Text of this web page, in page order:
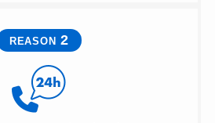
REASON 2